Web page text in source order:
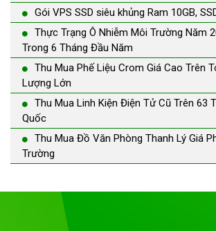
Gói VPS SSD siêu khủng Ram 10GB,
Thực Trạng Ô Nhiễm Môi Trường Năm
Trong 6 Tháng Đầu Năm
Thu Mua Phế Liệu Crom Giá Cao Trên
Lượng Lớn
Thu Mua Linh Kiện Điện Tử Cũ Trên 63
Quốc
Thu Mua Đồ Văn Phòng Thanh Lý Giá
Trường